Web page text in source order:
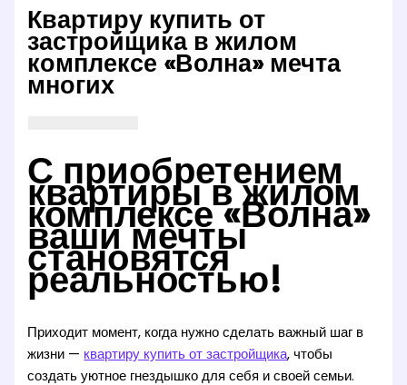
Квартиру купить от
застройщика в жилом
комплексе «Волна» мечта
многих
С приобретением
квартиры в жилом
комплексе «Волна»
ваши мечты
становятся
реальностью!
Приходит момент, когда нужно сделать важный шаг в
жизни — квартиру купить от застройщика, чтобы
создать уютное гнездышко для себя и своей семьи.